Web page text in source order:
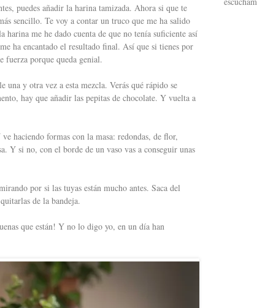
puedes añadir la harina tamizada. Ahora si que te
sencillo. Te voy a contar un truco que me ha salido
harina me he dado cuenta de que no tenía suficiente así
ha encantado el resultado final. Así que si tienes por
fuerza porque queda genial.
una y otra vez a esta mezcla. Verás qué rápido se
hay que añadir las pepitas de chocolate. Y vuelta a
haciendo formas con la masa: redondas, de flor,
Y si no, con el borde de un vaso vas a conseguir unas
por si las tuyas están mucho antes. Saca del
de la bandeja.
que están! Y no lo digo yo, en un día han